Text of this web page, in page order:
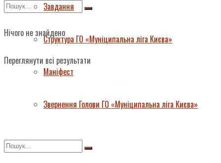
Нічого не знайдено
Переглянути всі результати
Завдання
Структура ГО «Муніципальна ліга Києва»
Маніфест
Звернення Голови ГО «Муніципальна ліга Києва»